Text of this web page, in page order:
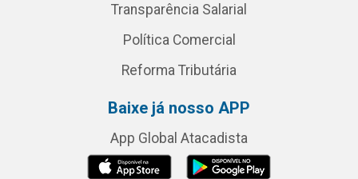
Transparência Salarial
Política Comercial
Reforma Tributária
Baixe já nosso APP
App Global Atacadista